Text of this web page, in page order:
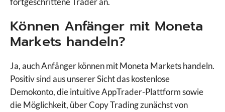
Admirals
AMP Futures
AvaTrade
Bitget
Bitpanda
BlackBull Markets
Können Anfänger mit Moneta
Markets handeln?
Ja, auch Anfänger können mit Moneta Markets handeln.
Positiv sind aus unserer Sicht das kostenlose
Demokonto, die intuitive AppTrader-Plattform sowie
die Möglichkeit, über Copy Trading zunächst von